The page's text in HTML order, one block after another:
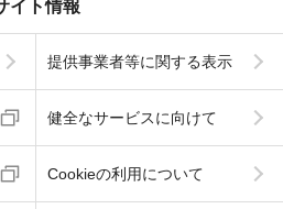
イト情報
提供事業者等に関する表示
健全なサービスに向けて
Cookieの利用について